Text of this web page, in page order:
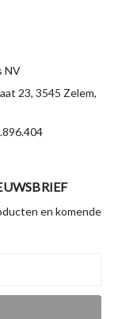
NV
23, 3545 Zelem,
en komende